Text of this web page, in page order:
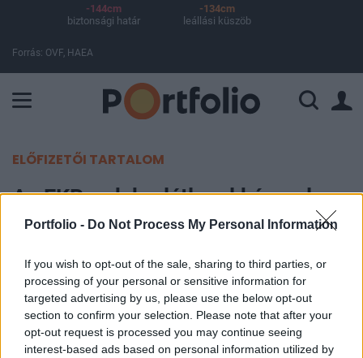
Portfolio - Do Not Process My Personal Information
If you wish to opt-out of the sale, sharing to third parties, or
processing of your personal or sensitive information for
targeted advertising by us, please use the below opt-out
section to confirm your selection. Please note that after your
opt-out request is processed you may continue seeing
interest-based ads based on personal information utilized by
-144cm
biztonsági határ
-134cm
leállási küszöb
Forrás: OVF, HAEA
ELŐFIZETŐI TARTALOM
Az EKB-nak korlátlanul kéne olasz
állampapírokat vásárolni
Portfolio
2011. november 11. 19:50
Az EKB meg tudja állítani a pénzügyi válság
további terjedését, amennyiben előre tervezhető,